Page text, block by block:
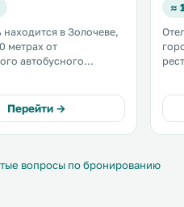
находится в Золочеве,
метрах от
автобусного
В
"Золотая подкова"
строго
Перейти →
≈
городе
вопросы по бронированию